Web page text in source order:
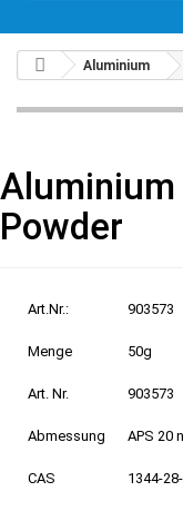
Aluminium
Aluminium
Powder
Art.Nr.: 903573
Menge 50g
Art. Nr. 903573
Abmessung APS 20
CAS 1344-